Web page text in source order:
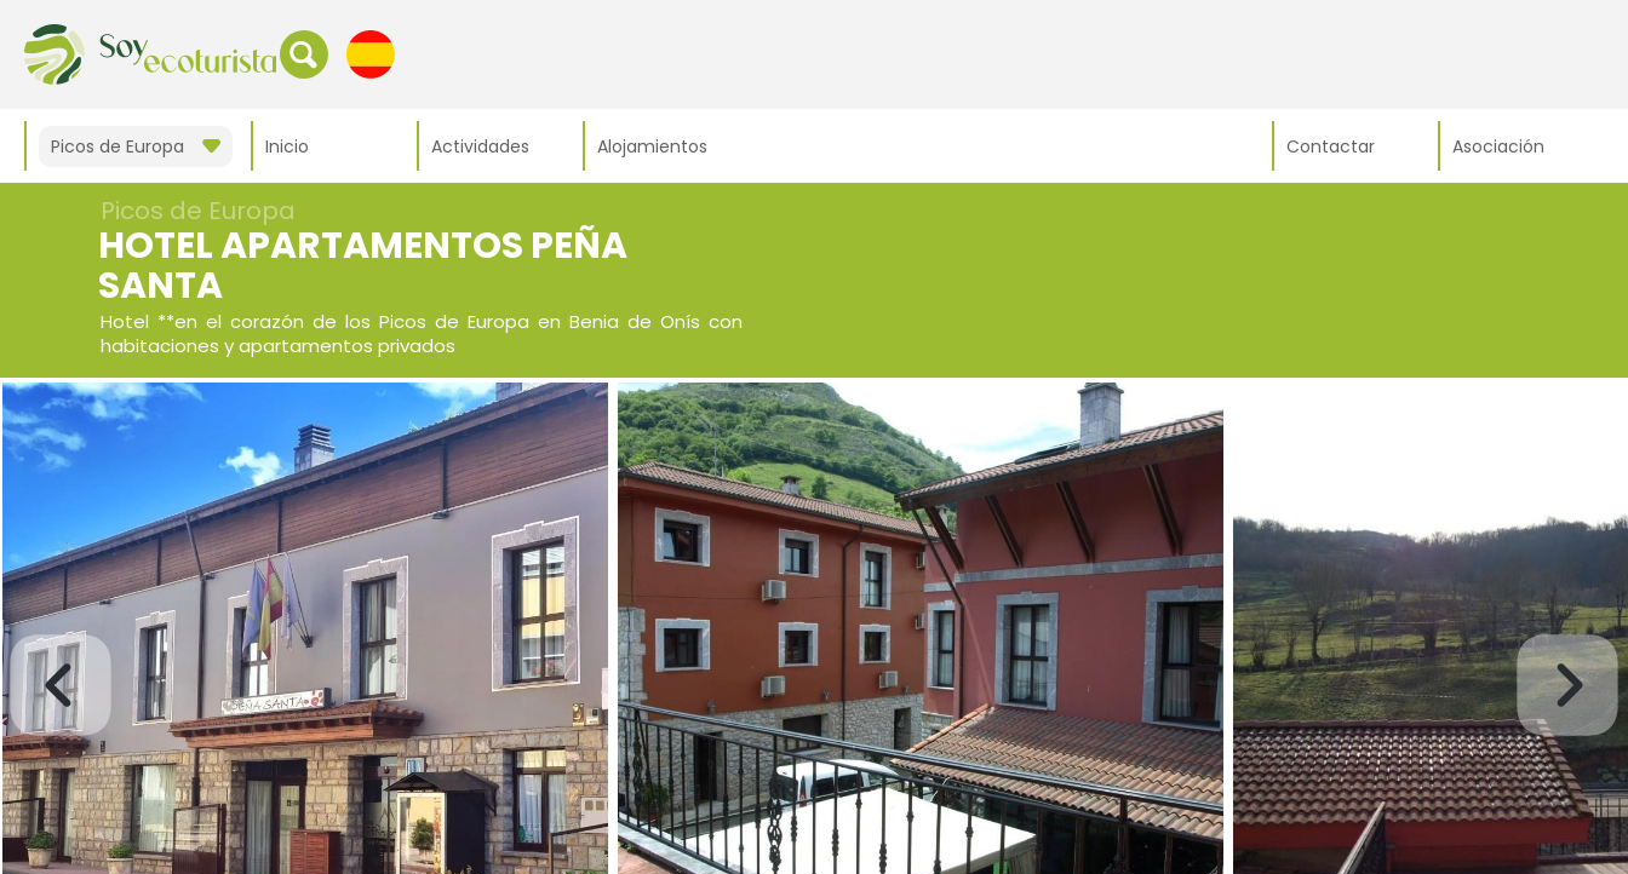
Picos de Europa Inicio Actividades Alojamientos Contactar Asociación
Picos de Europa
HOTEL APARTAMENTOS PEÑA
SANTA
Hotel **en el corazón de los Picos de Europa en Benia de Onís con
habitaciones y apartamentos privados